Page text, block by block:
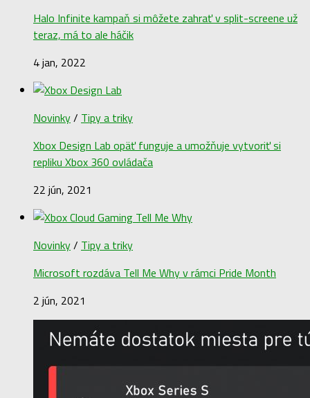
Halo Infinite kampaň si môžete zahrať v split-screene už
teraz, má to ale háčik
4 jan, 2022
Novinky/ Tipy a triky
Xbox Design Lab opäť funguje a umožňuje vytvoriť si
repliku Xbox 360 ovládača
22 jún, 2021
Novinky/ Tipy a triky
Microsoft rozdáva Tell Me Why v rámci Pride Month
2 jún, 2021